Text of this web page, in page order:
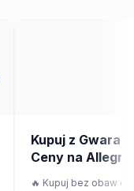
Kupuj z
Ceny na
🔥 Kupuj bez obaw o